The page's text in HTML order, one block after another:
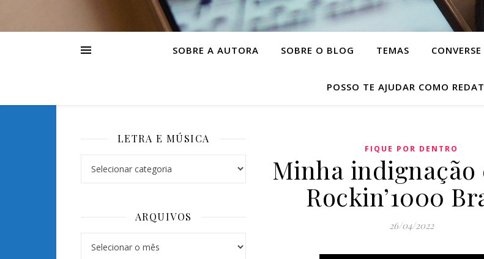
SOBRE A AUTORA SOBRE O BLOG TEMAS
POSSO TE AJUDAR COMO
LETRA E MÚSICA
ARQUIVOS
FIQUE POR DENTRO
Minha indignação
Rockin’1000
26/04/2022